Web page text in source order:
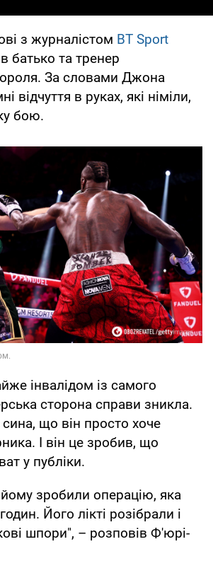
з журналістом BT Sport
батько та тренер
За словами Джона
відчуття в руках, які німіли,
бою.
інвалідом із самого
сторона справи зникла.
що він просто хоче
І він це зробив, що
у публіки.
зробили операцію, яка
Його лікті розібрали і
шпори", – розповів Ф'юрі-